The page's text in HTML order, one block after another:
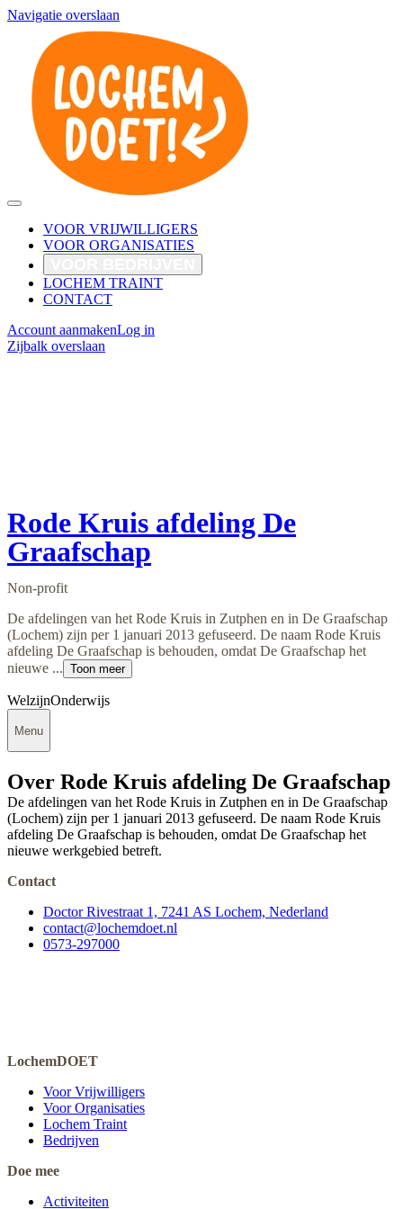
Navigatie overslaan
VOOR VRIJWILLIGERS
VOOR ORGANISATIES
LOCHEM TRAINT
CONTACT
Account aanmakenLog in
Zijbalk overslaan
Rode Kruis afdeling De
Graafschap
Non-profit
De afdelingen van het Rode Kruis in Zutphen en in De Graafschap
(Lochem) zijn per 1 januari 2013 gefuseerd. De naam Rode Kruis
afdeling De Graafschap is behouden, omdat De Graafschap het
nieuwe ... Toon meer
WelzijnOnderwijs
Menu
Over Rode Kruis afdeling De Graafschap
De afdelingen van het Rode Kruis in Zutphen en in De Graafschap
(Lochem) zijn per 1 januari 2013 gefuseerd. De naam Rode Kruis
afdeling De Graafschap is behouden, omdat De Graafschap het
nieuwe werkgebied betreft.
Contact
Doctor Rivestraat 1, 7241 AS Lochem, Nederland
contact@lochemdoet.nl
0573-297000
LochemDOET
Voor Vrijwilligers
Voor Organisaties
Lochem Traint
Bedrijven
Doe mee
Activiteiten